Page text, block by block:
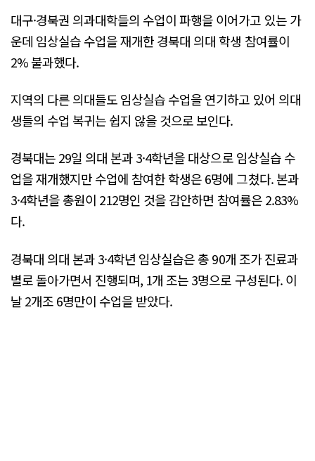
대구·경북권 의과대학들의 수업이 파행을 이어가고 있는 가
운데 임상실습 수업을 재개한 경북대 의대 학생 참여률이
2% 불과했다.
지역의 다른 의대들도 임상실습 수업을 연기하고 있어 의대
생들의 수업 복귀는 쉽지 않을 것으로 보인다.
경북대는 29일 의대 본과 3·4학년을 대상으로 임상실습 수
업을 재개했지만 수업에 참여한 학생은 6명에 그쳤다. 본과
3·4학년을 총원이 212명인 것을 감안하면 참여률은 2.83%
다.
경북대 의대 본과 3·4학년 임상실습은 총 90개 조가 진료과
별로 돌아가면서 진행되며, 1개 조는 3명으로 구성된다. 이
날 2개조 6명만이 수업을 받았다.